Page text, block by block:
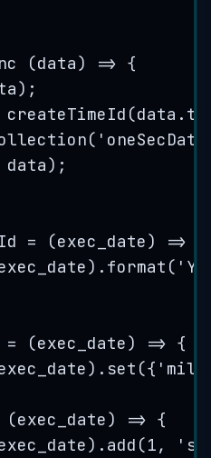
(data) => {
) ;
createTimeId (data .
( ' oneSecData
data) ;
= (exec_date) =>
) . format ( '
= (exec_date) => {
) . set ({ '
(exec_date) => {
) . add (1, ' s